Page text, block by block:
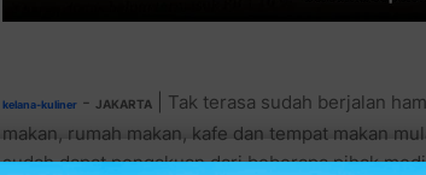
kelana-kuliner- JAKARTA| Tak terasa sudah berjalan
makan, rumah makan, kafe dan tempat makan
sudah dapat pengakuan dari beberapa pihak